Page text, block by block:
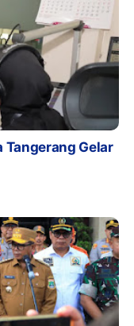
Tangerang Gelar